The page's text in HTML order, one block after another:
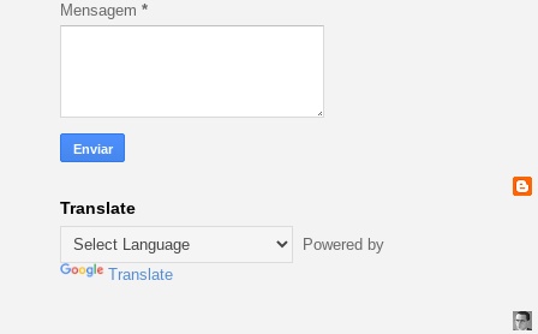
Mensagem *
Translate
Powered by
Translate